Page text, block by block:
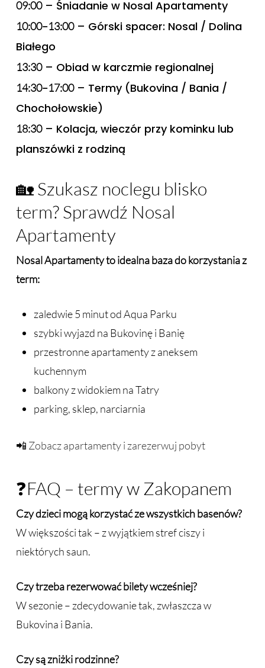
09:00– Śniadanie w Nosal Apartamenty
10:00–13:00– Górski spacer: Nosal / Dolina
Białego
13:30– Obiad w karczmie regionalnej
14:30–17:00– Termy (Bukovina / Bania /
Chochołowskie)
18:30– Kolacja, wieczór przy kominku lub
planszówki z rodziną
🏡 Szukasz noclegu blisko
term? Sprawdź Nosal
Apartamenty
Nosal Apartamenty to idealna baza do korzystania z
term:
zaledwie 5 minut od Aqua Parku
szybki wyjazd na Bukovinę i Banię
przestronne apartamenty z aneksem
kuchennym
balkony z widokiem na Tatry
parking, sklep, narciarnia
📲 Zobacz apartamenty i zarezerwuj pobyt
❓FAQ – termy w Zakopanem
Czy dzieci mogą korzystać ze wszystkich basenów?
W większości tak – z wyjątkiem stref ciszy i
niektórych saun.
Czy trzeba rezerwować bilety wcześniej?
W sezonie – zdecydowanie tak, zwłaszcza w
Bukovina i Bania.
Czy są zniżki rodzinne?